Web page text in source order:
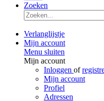
Zoeken
Verlanglijstje
Mijn account
Menu sluiten
Mijn account
Inloggen of
Mijn account
Profiel
Adressen